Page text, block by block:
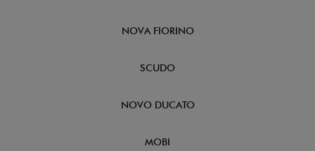
NOVA FIORINO
SCUDO
NOVO DUCATO
MOBI